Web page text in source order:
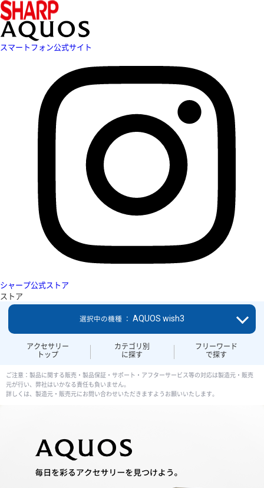
スマートフォン公式サイト
シャープ公式ストア
ストア
アクセサリー
トップ
カテゴリ別
に探す
フリーワード
で探す
選択中の機種 ： AQUOS wish3
ご注意：製品に関する販売・製品保証・サポート・アフターサービス等の対応は製造元・販売
元が行い、弊社はいかなる責任も負いません。
詳しくは、製造元・販売元にお問い合わせいただきますようお願いいたします。